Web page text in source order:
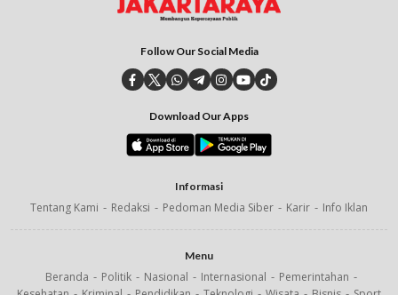
Follow Our Social Media
Download Our Apps
Informasi
Tentang Kami Redaksi Pedoman Media Siber Karir Info Iklan
Menu
Beranda Politik Nasional Internasional
Pemerintahan